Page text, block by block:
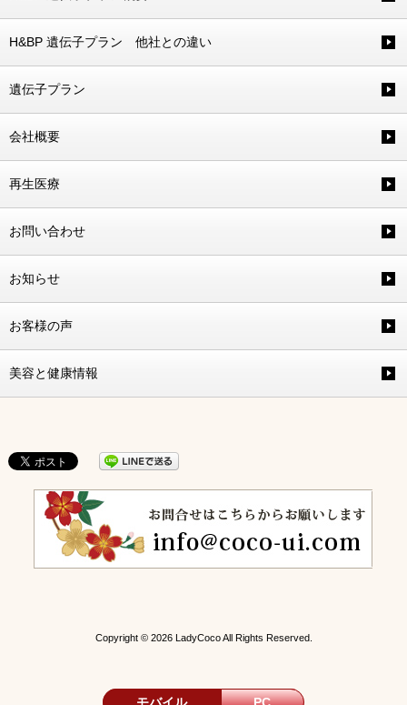
H&BP 遺伝子プラン 他社との違い
遺伝子プラン
会社概要
再生医療
お問い合わせ
お知らせ
お客様の声
美容と健康情報
Copyright © 2026 LadyCoco All Rights Reserved.